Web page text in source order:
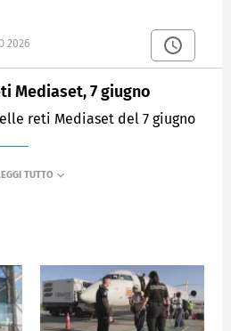
2026
Mediaset, 7 giugno
reti Mediaset del 7 giugno